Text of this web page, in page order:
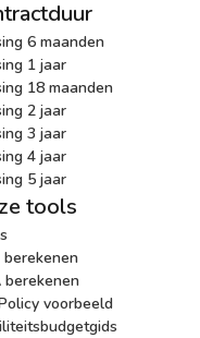
6 maanden
1 jaar
18 maanden
2 jaar
3 jaar
4 jaar
5 jaar
tools
berekenen
berekenen
voorbeeld